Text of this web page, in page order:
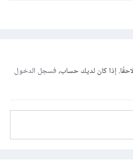
إذا كان لديك حساب،فسجل الدخول